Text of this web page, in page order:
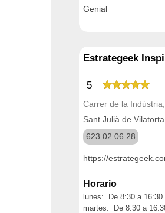
Genial
Estrategeek
5
Carrer de la
Sant Julià de
623 02 06 28
https://
Horario
lunes: De 8:30 a 16:30
martes: De 8:30 a